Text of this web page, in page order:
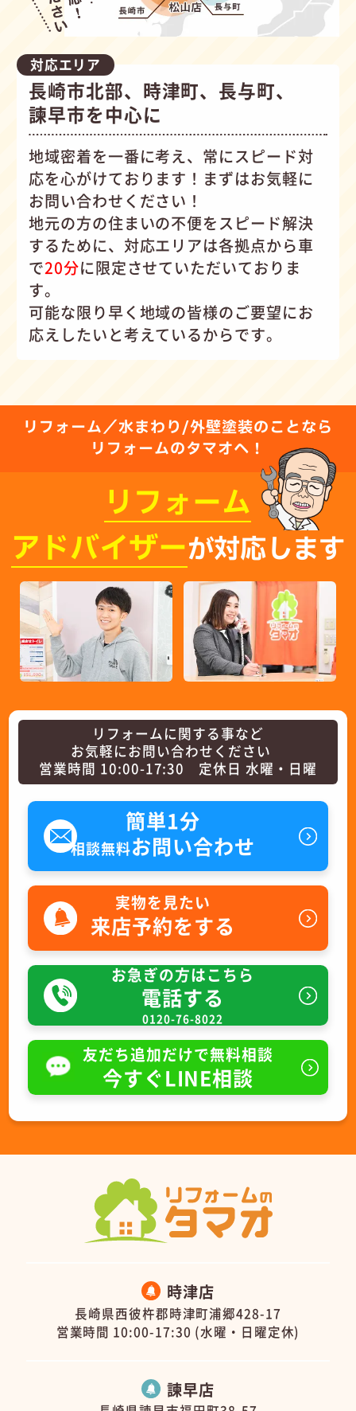
対応エリア
長崎市北部、時津町、長与町、
諫早市を中心に
地域密着を一番に考え、常にスピード対
応を心がけております！まずはお気軽に
お問い合わせください！
地元の方の住まいの不便をスピード解決
するために、対応エリアは各拠点から車
で20分に限定させていただいておりま
す。
可能な限り早く地域の皆様のご要望にお
応えしたいと考えているからです。
リフォーム／水まわり/外壁塗装のことなら
リフォームのタマオへ！
リフォーム
アドバイザーが対応します
リフォームに関する事など
お気軽にお問い合わせください
営業時間 10:00-17:30 定休日 水曜・日曜
簡単1分
相談無料お問い合わせ
実物を見たい
来店予約をする
お急ぎの方はこちら
電話する
0120-76-8022
友だち追加だけで無料相談
今すぐLINE相談
時津店
長崎県西彼杵郡時津町浦郷428-17
営業時間 10:00-17:30 (水曜・日曜定休)
諫早店